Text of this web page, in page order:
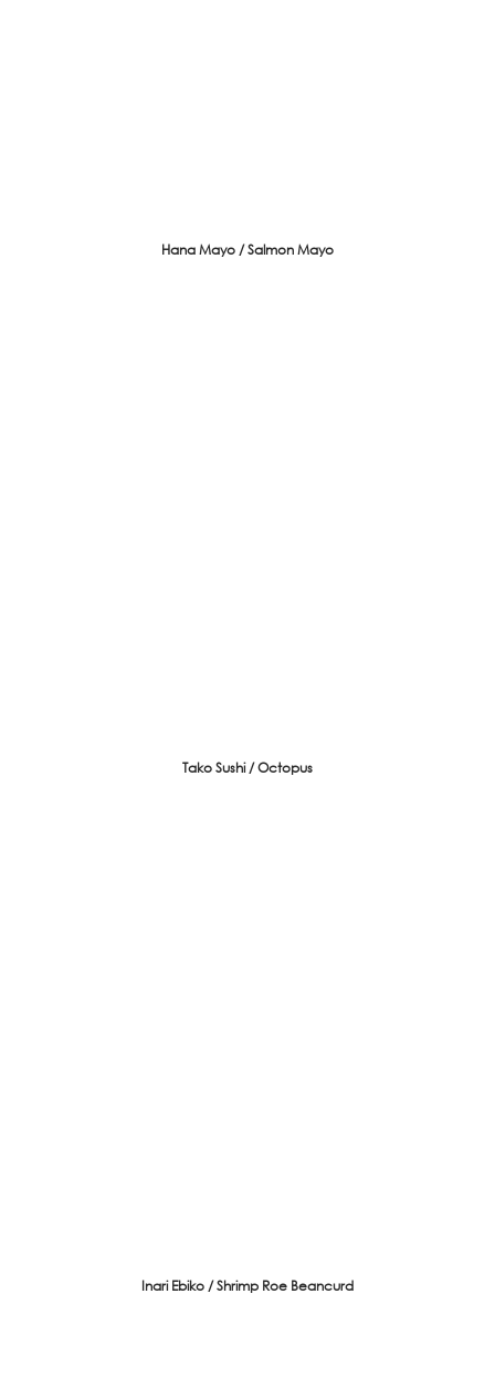
Hana Mayo / Salmon Mayo
Tako Sushi / Octopus
Inari Ebiko / Shrimp Roe Beancurd